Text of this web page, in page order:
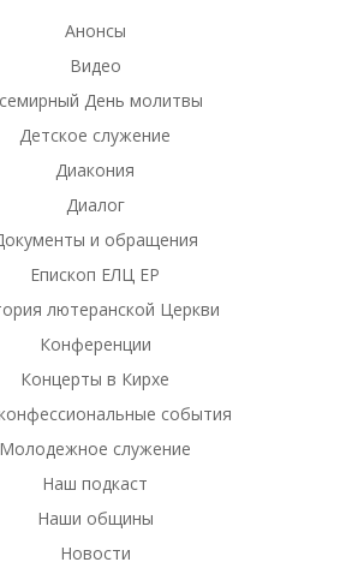
Анонсы
Видео
День молитвы
Детское служение
Диакония
Диалог
и обращения
Епископ ЕЛЦ ЕР
лютеранской Церкви
Конференции
Концерты в Кирхе
события
Молодежное служение
Наш подкаст
Наши общины
Новости